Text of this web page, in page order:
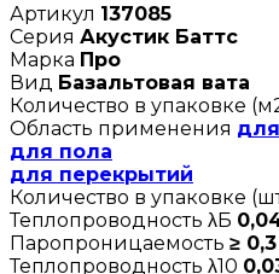
Артикул 137085
Серия Акустик Баттс
Марка Про
Вид Базальтовая вата
Количество в упаковке
Область применения
для пола
для перекрытий
Количество в упаковке
Теплопроводность λБ
Паропроницаемость ≥
Теплопроводность λ10